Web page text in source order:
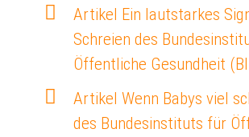
Artikel Ein lautstarkes
Schreien des
Öffentliche Gesundheit
Artikel Wenn Babys viel
des Bundesinstituts für